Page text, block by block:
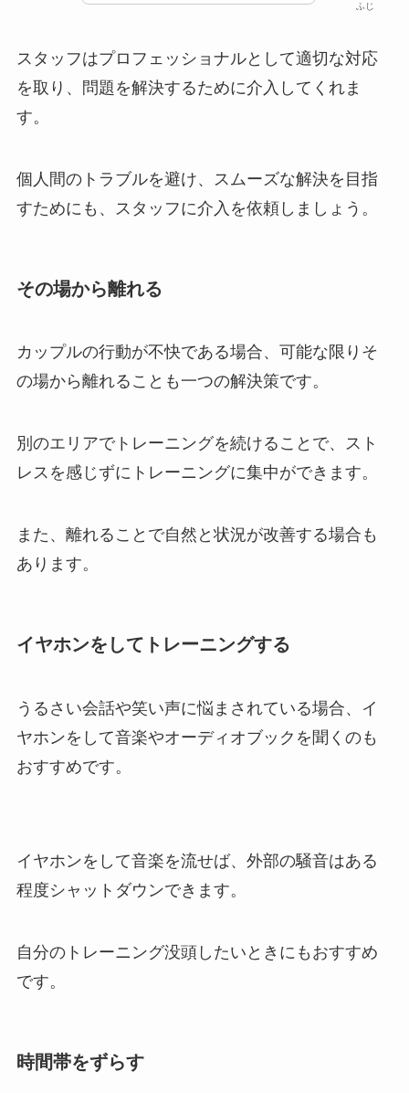
ふじ
スタッフはプロフェッショナルとして適切な対応
を取り、問題を解決するために介入してくれま
す。
個人間のトラブルを避け、スムーズな解決を目指
すためにも、スタッフに介入を依頼しましょう。
その場から離れる
カップルの行動が不快である場合、可能な限りそ
の場から離れることも一つの解決策です。
別のエリアでトレーニングを続けることで、スト
レスを感じずにトレーニングに集中ができます。
また、離れることで自然と状況が改善する場合も
あります。
イヤホンをしてトレーニングする
うるさい会話や笑い声に悩まされている場合、イ
ヤホンをして音楽やオーディオブックを聞くのも
おすすめです。
イヤホンをして音楽を流せば、外部の騒音はある
程度シャットダウンできます。
自分のトレーニング没頭したいときにもおすすめ
です。
時間帯をずらす